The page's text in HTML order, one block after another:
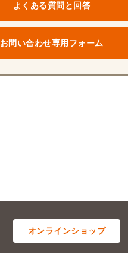
よくある質問と回答
お問い合わせ専用フォーム
オンラインショップ